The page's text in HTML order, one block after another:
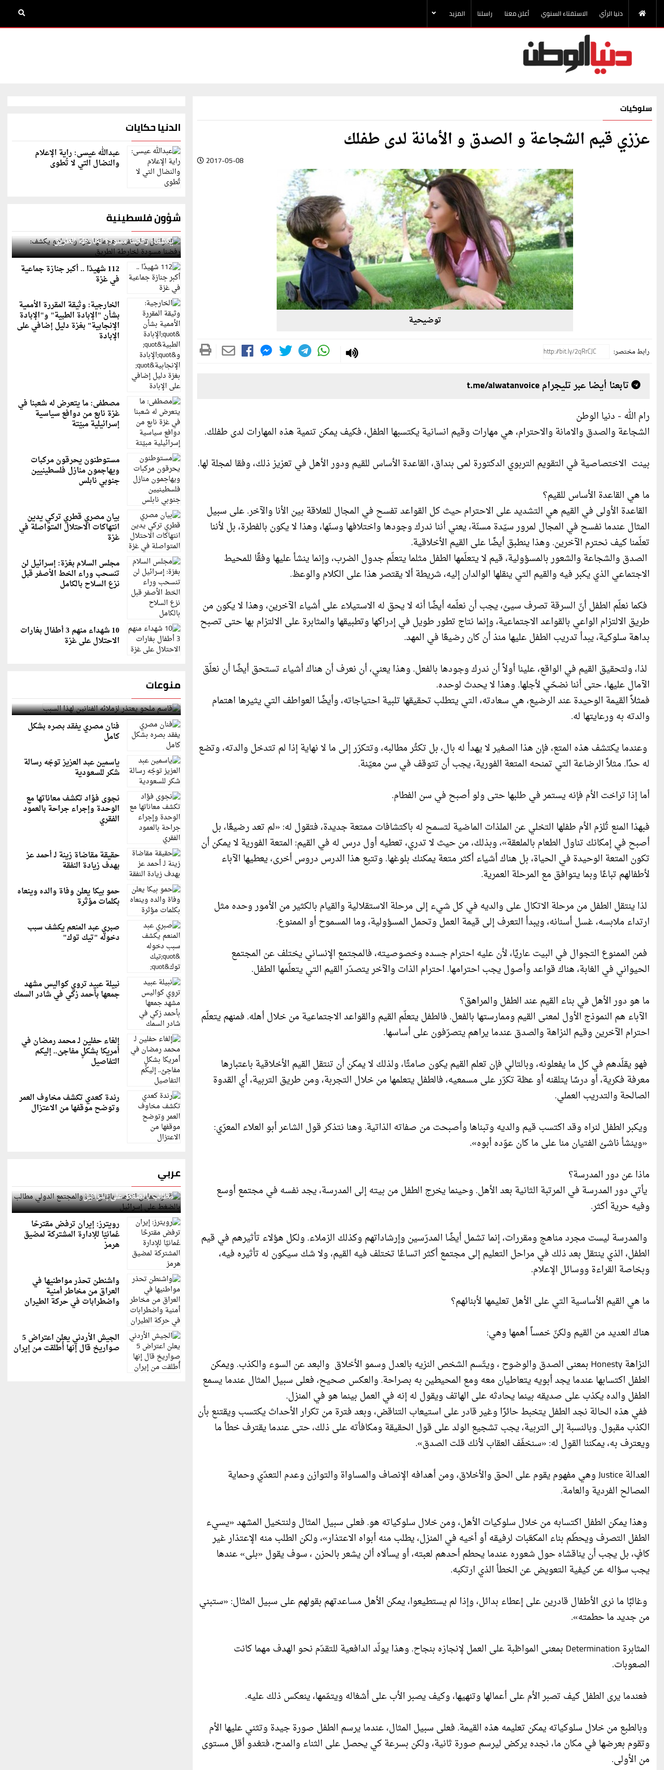
دنيا الرأي الاستفتاء السنوي أعلن معنا راسلنا المزيد
سلوكيات
عززي قيم الشجاعة و الصدق و الأمانة لدى طفلك
2017-05-08
توضيحية
رابط مختصر:
تابعنا أيضا عبر تليجرام t.me/alwatanvoice
رام الله - دنيا الوطن
الشجاعة والصدق والامانة والاحترام، هي مهارات وقيم انسانية يكتسبها الطفل، فكيف يمكن تنمية هذه المهارات لدى طفلك.
بينت الاختصاصية في التقويم التربوي الدكتورة لمى بنداق، القاعدة الأساس للقيم ودور الأهل في تعزيز ذلك، وفقا لمجلة لها.
ما هي القاعدة الأساس للقيم؟
القاعدة الأولى في القيم هي التشديد على الاحترام حيث كل القواعد تفسح في المجال للعلاقة بين الأنا والآخر. على سبيل
المثال عندما نفسح في المجال لمرور سيّدة مسنّة، يعني أننا ندرك وجودها واختلافها وسنّها، وهذا لا يكون بالفطرة، بل لأننا
تعلّمنا كيف نحترم الآخرين. وهذا ينطبق أيضًا على القيم الأخلاقية.
الصدق والشجاعة والشعور بالمسؤولية، قيم لا يتعلّمها الطفل مثلما يتعلّم جدول الضرب، وإنما ينشأ عليها وفقًا للمحيط
الاجتماعي الذي يكبر فيه والقيم التي ينقلها الوالدان إليه، شريطة ألا يقتصر هذا على الكلام والوعظ.
فكما نعلّم الطفل أنّ السرقة تصرف سيئ، يجب أن نعلّمه أيضًا أنه لا يحق له الاستيلاء على أشياء الآخرين، وهذا لا يكون من
طريق الالتزام الواعي بالقواعد الاجتماعية، وإنما نتاج تطور طويل في إدراكها وتطبيقها والمثابرة على الالتزام بها حتى تصبح
بداهة سلوكية، يبدأ تدريب الطفل عليها منذ أن كان رضيعًا في المهد.
لذا، ولتحقيق القيم في الواقع، علينا أولاً أن ندرك وجودها بالفعل. وهذا يعني، أن نعرف أن هناك أشياء تستحق أيضًا أن نعلّق
الآمال عليها، حتى أننا نضحّي لأجلها. وهذا لا يحدث لوحده.
فمثلاً القيمة الوحيدة عند الرضيع، هي سعادته، التي يتطلب تحقيقها تلبية احتياجاته، وأيضًا العواطف التي يثيرها اهتمام
والدته به ورعايتها له.
وعندما يكتشف هذه المتع، فإن هذا الصغير لا يهدأ له بال، بل تكثُر مطالبه، وتتكرّر إلى ما لا نهاية إذا لم تتدخل والدته، وتضع
له حدًا. مثلاً الرضاعة التي تمنحه المتعة الفورية، يجب أن تتوقف في سن معيّنة.
أما إذا تراخت الأم فإنه يستمر في طلبها حتى ولو أصبح في سن الفطام.
فبهذا المنع تُلزم الأم طفلها التخلي عن الملذات الماضية لتسمح له باكتشافات ممتعة جديدة، فتقول له: «لم تعد رضيعًا، بل
أصبح في إمكانك تناول الطعام بالملعقة»، وبذلك، من حيث لا تدري، تعطيه أول درس له في القيم: المتعة الفورية لا يمكن أن
تكون المتعة الوحيدة في الحياة، بل هناك أشياء أكثر متعة يمكنك بلوغها. وتتبع هذا الدرس دروس أخرى، يعطيها الآباء
لأطفالهم تباعًا وبما يتوافق مع المرحلة العمرية.
لذا ينتقل الطفل من مرحلة الاتكال على والديه في كل شيء إلى مرحلة الاستقلالية والقيام بالكثير من الأمور وحده مثل
ارتداء ملابسه، غسل أسنانه، ويبدأ التعرف إلى قيمة العمل وتحمل المسؤولية، وما المسموح أو الممنوع.
فمن الممنوع التجوال في البيت عاريًا، لأن عليه احترام جسده وخصوصيته، فالمجتمع الإنساني يختلف عن المجتمع
الحيواني في الغابة، هناك قواعد وأصول يجب احترامها. احترام الذات والآخر يتصدّر القيم التي يتعلّمها الطفل.
ما هو دور الأهل في بناء القيم عند الطفل والمراهق؟
الآباء هم النموذج الأول لمعنى القيم وممارستها بالفعل. فالطفل يتعلّم القيم والقواعد الاجتماعية من خلال أهله. فمنهم يتعلّم
احترام الآخرين وقيم النزاهة والصدق عندما يراهم يتصرّفون على أساسها.
فهو يقلّدهم في كل ما يفعلونه، وبالتالي فإن تعلم القيم يكون صامتًا، ولذلك لا يمكن أن تنتقل القيم الأخلاقية باعتبارها
معرفة فكرية، أو درسًا يتلقنه أو عظة تكرّر على مسمعيه، فالطفل يتعلمها من خلال التجربة، ومن طريق التربية، أي القدوة
الصالحة والتدريب العملي.
ويكبر الطفل لنراه وقد اكتسب قيم والديه وتبناها وأصبحت من صفاته الذاتية. وهنا نتذكر قول الشاعر أبو العلاء المعرّي:
«وينشأ ناشئ الفتيان منا على ما كان عوّده أبوه».
ماذا عن دور المدرسة؟
يأتي دور المدرسة في المرتبة الثانية بعد الأهل. وحينما يخرج الطفل من بيته إلى المدرسة، يجد نفسه في مجتمع أوسع
وفيه حرية أكثر.
والمدرسة ليست مجرد مناهج ومقررات، إنما تشمل أيضًا المدرّسين وإرشاداتهم وكذلك الزملاء. ولكل هؤلاء تأثيرهم في قيم
الطفل، الذي ينتقل بعد ذلك في مراحل التعليم إلى مجتمع أكثر اتساعًا تختلف فيه القيم، ولا شك سيكون له تأثيره فيه،
وبخاصة القراءة ووسائل الإعلام.
ما هي القيم الأساسية التي على الأهل تعليمها لأبنائهم؟
هناك العديد من القيم ولكنّ خمساً أهمها وهي:
النزاهة Honesty بمعنى الصدق والوضوح ، ويتّسم الشخص النزيه بالعدل وسمو الأخلاق والبعد عن السوء والكذب. ويمكن
الطفل اكتسابها عندما يجد أبويه يتعاطيان معه ومع المحيطين به بصراحة. والعكس صحيح، فعلى سبيل المثال عندما يسمع
الطفل والده يكذب على صديقه بينما يحادثه على الهاتف ويقول له إنه في العمل بينما هو في المنزل.
ففي هذه الحالة نجد الطفل يتخبط حائرًا وغير قادر على استيعاب التناقض، وبعد فترة من تكرار الأحداث يكتسب ويقتنع بأن
الكذب مقبول. وبالنسبة إلى التربية، يجب تشجيع الولد على قول الحقيقة ومكافأته على ذلك، حتى عندما يقترف خطأ ما
ويعترف به، يمكننا القول له: «سنخفّف العقاب لأنك قلت الصدق».
العدالة Justice وهي مفهوم يقوم على الحق والأخلاق، ومن أهدافه الإنصاف والمساواة والتوازن وعدم التعدّي وحماية
المصالح الفردية والعامة.
وهذا يمكن الطفل اكتسابه من خلال سلوكيات الأهل، ومن خلال سلوكياته هو. فعلى سبيل المثال ولنتخيل المشهد «يسيء
الطفل التصرف ويحطّم بناء المكعّبات لرفيقه أو أخيه في المنزل، يطلب منه أبواه الاعتذار»، ولكن الطلب منه الإعتذار غير
كافٍ، بل يجب أن يناقشاه حول شعوره عندما يحطم أحدهم لعبته، أو يسألاه ألن يشعر بالحزن ، سوف يقول «بلى» عندها
يجب سؤاله عن كيفية التعويض عن الخطأ الذي ارتكبه.
وغالبًا ما نرى الأطفال قادرين على إعطاء بدائل، وإذا لم يستطيعوا، يمكن الأهل مساعدتهم بقولهم على سبيل المثال: «ستبني
من جديد ما حطمته».
المثابرة Determination بمعنى المواظبة على العمل لإنجازه بنجاح. وهذا يولّد الدافعية للتقدّم نحو الهدف مهما كانت
الصعوبات.
فعندما يرى الطفل كيف تصبر الأم على أعمالها وتنهيها، وكيف يصبر الأب على أشغاله ويتمّمها، ينعكس ذلك عليه.
وبالطبع من خلال سلوكياته يمكن تعليمه هذه القيمة. فعلى سبيل المثال، عندما يرسم الطفل صورة جيدة وتثني عليها الأم
وتقوم بعرضها في مكان ما، نجده يركض ليرسم صورة ثانية، ولكن بسرعة كي يحصل على الثناء والمدح، فتغدو أقل مستوى
من الأولى.
الدنيا حكايات
عبدالله عيسى: راية الإعلام
والنضال التي لا تُطوى
شؤون فلسطينية
إسرائيل تعلن تقييد هجماتها بغزة ونتنياهو
يكشف: رفضنا مسودة لخارطة الطريق
112 شهيدًا .. أكبر جنازة جماعية
في غزة
الخارجية: وثيقة المقررة الأممية
بشأن "الإبادة الطبية" و"الإبادة
الإنجابية" بغزة دليل إضافي على
الإبادة
مصطفى: ما يتعرض له شعبنا في
غزة نابع من دوافع سياسية
إسرائيلية مبيّتة
مستوطنون يحرقون مركبات
ويهاجمون منازل فلسطينيين
جنوبي نابلس
بيان مصري قطري تركي يدين
انتهاكات الاحتلال المتواصلة في
غزة
مجلس السلام بغزة: إسرائيل لن
تنسحب وراء الخط الأصفر قبل
نزع السلاح بالكامل
10 شهداء منهم 3 أطفال بغارات
الاحتلال على غزة
منوعات
قاسم ملحو يعتذر لزملائه الفنانين لهذا السبب
فنان مصري يفقد بصره بشكل
كامل
ياسمين عبد العزيز توجّه رسالة
شكر للسعودية
نجوى فؤاد تكشف معاناتها مع
الوحدة وإجراء جراحة بالعمود
الفقري
حقيقة مقاضاة زينة لـ أحمد عز
بهدف زيادة النفقة
حمو بيكا يعلن وفاة والده وينعاه
بكلمات مؤثرة
صبري عبد المنعم يكشف سبب
دخوله "تيك توك"
نبيلة عبيد تروي كواليس مشهد
جمعها بأحمد زكي في شادر السمك
إلغاء حفلين لـ محمد رمضان في
أمريكا بشكلٍ مفاجئ.. إليكم
التفاصيل
رندة كعدي تكشف مخاوف العمر
وتوضح موقفها من الاعتزال
عربي
قطر: حماس التزمت باتفاق غزة والمجتمع الدولي
مطالب بالضغط على إسرائيل
رويترز: إيران ترفض مقترحًا
عُمانيًا للإدارة المشتركة لمضيق
هرمز
واشنطن تحذر مواطنيها في
العراق من مخاطر أمنية
واضطرابات في حركة الطيران
الجيش الأردني يعلن اعتراض 5
صواريخ قال إنها أُطلقت من إيران